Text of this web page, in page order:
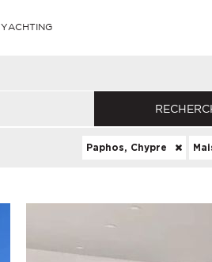
YACHTING
Paphos, Chypre